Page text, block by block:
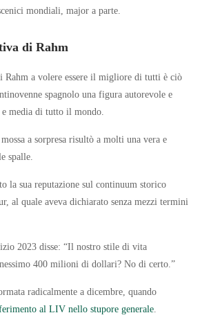
mondiali, major a parte.
di Rahm
Rahm a volere essere il migliore di tutti è ciò
spagnolo una figura autorevole e
media di tutto il mondo.
a sorpresa risultò a molti una vera e
spalle.
la sua reputazione sul continuum storico
al quale aveva dichiarato senza mezzi termini
2023 disse: “Il nostro stile di vita
400 milioni di dollari? No di certo.”
radicalmente a dicembre, quando
al LIV nello stupore generale